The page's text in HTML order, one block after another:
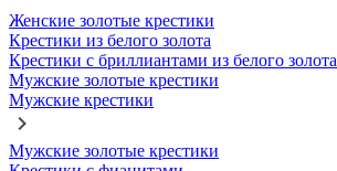
Женские золотые крестики
Крестики из белого золота
Крестики с бриллиантами из белого золота
Мужские золотые крестики
Мужские крестики
Мужские золотые крестики